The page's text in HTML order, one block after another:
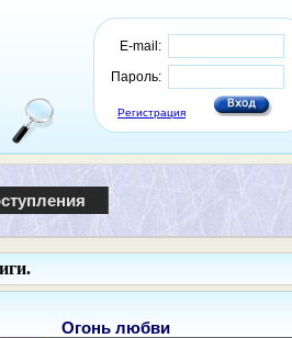
E-mail:
Пароль:
Регистрация
Огонь любви